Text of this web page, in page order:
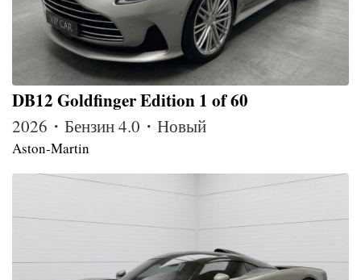
DB12 Goldfinger Edition 1 of 60
2026・Бензин 4.0・Новый
Aston-Martin